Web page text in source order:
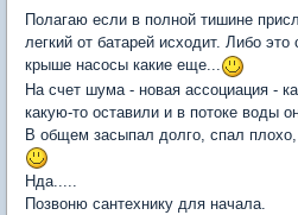
Полагаю если в полной тишине
легкий от батарей исходит. Либо
крыше насосы какие еще...
На счет шума - новая ассоциация -
какую-то оставили и в потоке воды
В общем засыпал долго, спал
Нда.....
Позвоню сантехнику для начала.